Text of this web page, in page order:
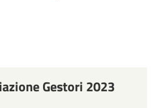
Gestori 2023